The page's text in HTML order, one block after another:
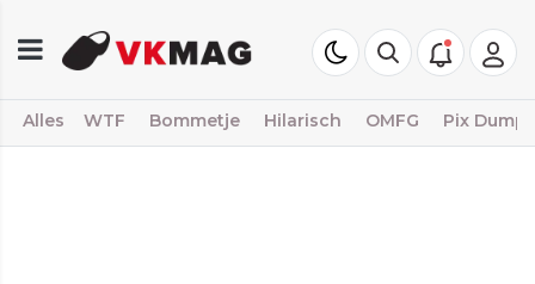
Alles WTF Bommetje Hilarisch OMFG Pix Dump